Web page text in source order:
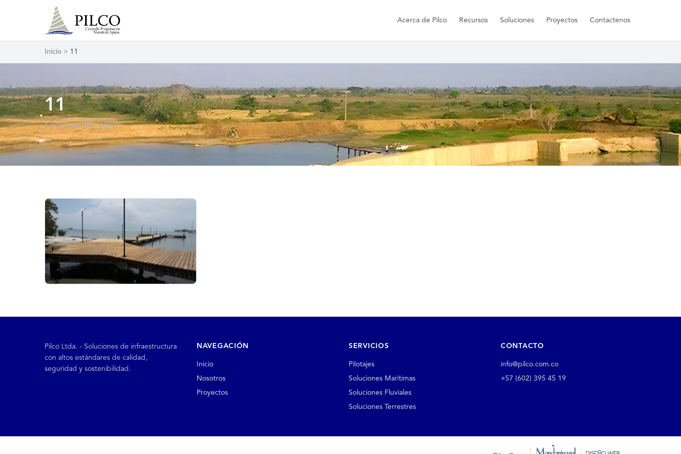
Acerca de Pilco Recursos Soluciones Proyectos Contactenos
Inicio > 11
11
16 noviembre, 2020
Pilco Ltda. - Soluciones de infraestructura
con altos estándares de calidad,
seguridad y sostenibilidad.
NAVEGACIÓN
Inicio
Nosotros
Proyectos
SERVICIOS
Pilotajes
Soluciones Marítimas
Soluciones Fluviales
Soluciones Terrestres
CONTACTO
info@pilco.com.co
+57 (602) 395 45 19